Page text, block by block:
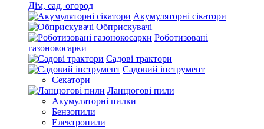
Дім, сад, огород
Акумуляторні сікатори
Обприскувачі
Роботизовані
газонокосарки
Садові трактори
Садовий інструмент
Секатори
Ланцюгові пили
Акумуляторні пилки
Бензопили
Електропили